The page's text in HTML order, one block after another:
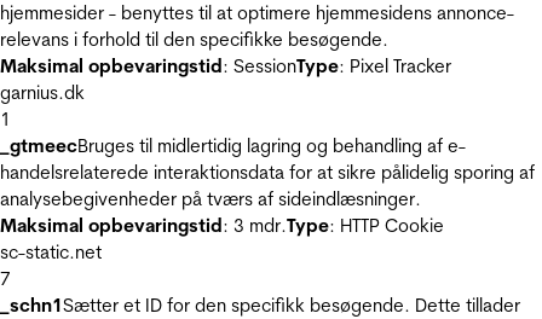
hjemmesider - benyttes til at optimere hjemmesidens annonce-
relevans i forhold til den specifikke besøgende.
Maksimal opbevaringstid: SessionType: Pixel Tracker
garnius.dk
1
_gtmeecBruges til midlertidig lagring og behandling af e-
handelsrelaterede interaktionsdata for at sikre pålidelig sporing af
analysebegivenheder på tværs af sideindlæsninger.
Maksimal opbevaringstid: 3 mdr.Type: HTTP Cookie
sc-static.net
7
_schn1Sætter et ID for den specifikk besøgende. Dette tillader